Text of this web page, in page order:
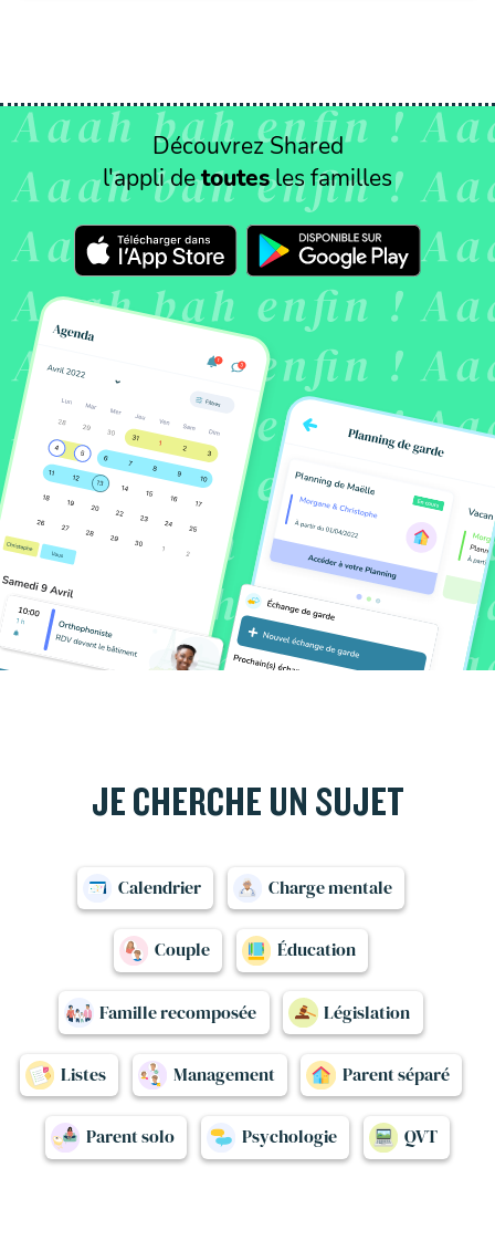
Découvrez Shared
l'appli detoutesles familles
JE CHERCHE UN SUJET
Calendrier Charge mentale
Couple Éducation
Famille recomposée Législation
Listes Management Parent séparé
Parent solo Psychologie QVT